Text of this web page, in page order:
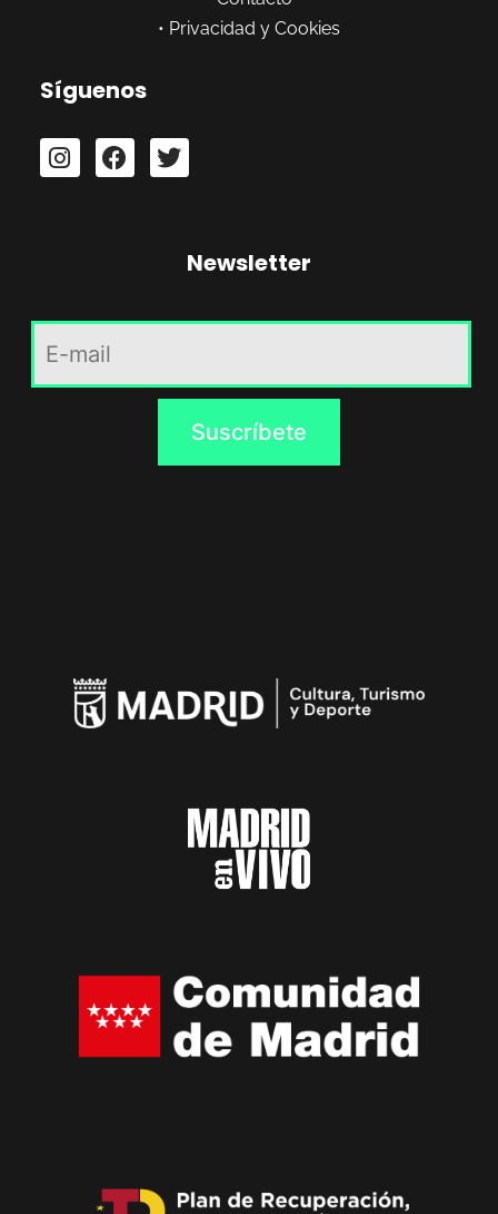
• Privacidad y Cookies
Síguenos
Newsletter